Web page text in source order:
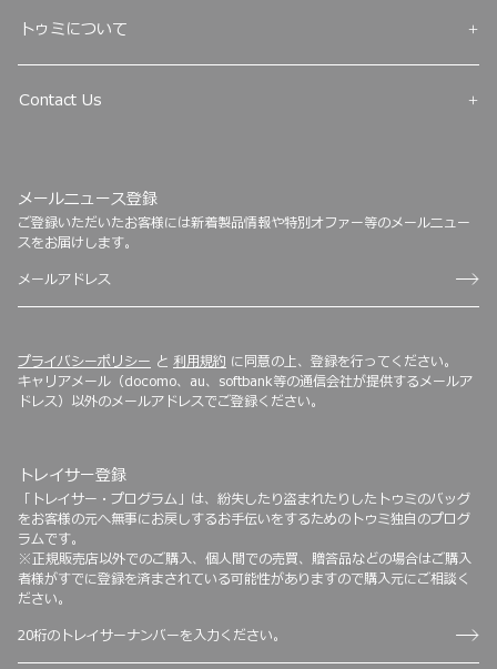
トゥミについて
Contact Us
メールニュース登録
ご登録いただいたお客様には新着製品情報や特別オファー等のメールニュー
スをお届けします。
プライバシーポリシー と 利用規約 に同意の上、登録を行ってください。
キャリアメール（docomo、au、softbank等の通信会社が提供するメールア
ドレス）以外のメールアドレスでご登録ください。
トレイサー登録
「トレイサー・プログラム」は、紛失したり盗まれたりしたトゥミのバッグ
をお客様の元へ無事にお戻しするお手伝いをするためのトゥミ独自のプログ
ラムです。
※正規販売店以外でのご購入、個人間での売買、贈答品などの場合はご購入
者様がすでに登録を済まされている可能性がありますので購入元にご相談く
ださい。